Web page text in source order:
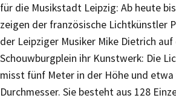
für die Musikstadt Leipzig: Ab heute
zeigen der französische Lichtkünstler
der Leipziger Musiker Mike Dietrich
Schouwburgplein ihr Kunstwerk: Die
misst fünf Meter in der Höhe und
Durchmesser. Sie besteht aus 128